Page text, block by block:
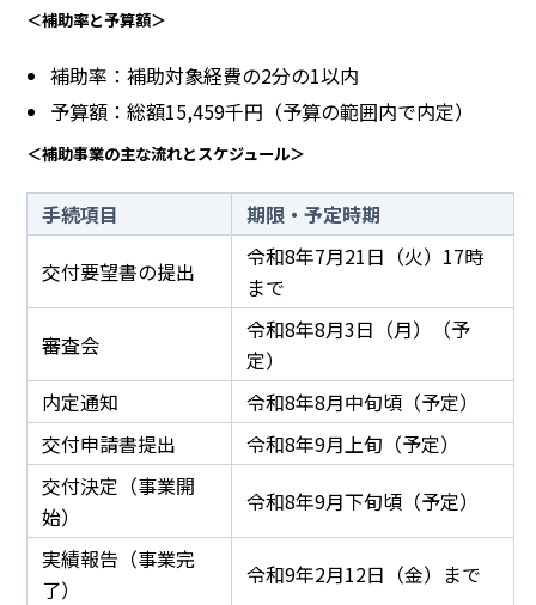
＜補助率と予算額＞
補助率：補助対象経費の2分の1以内
予算額：総額15,459千円（予算の範囲内で内定）
＜補助事業の主な流れとスケジュール＞
手続項目
期限・予定時期
交付要望書の提出
令和8年7月21日（火）17時
まで
審査会
令和8年8月3日（月）（予
定）
内定通知
令和8年8月中旬頃（予定）
交付申請書提出
令和8年9月上旬（予定）
交付決定（事業開
始）
令和8年9月下旬頃（予定）
実績報告（事業完
了）
令和9年2月12日（金）まで